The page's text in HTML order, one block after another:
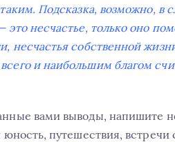
Подсказка, возможно, в
это несчастье, только оно
несчастья собственной
и наибольшим благом
вами выводы, напишите
юность, путешествия,